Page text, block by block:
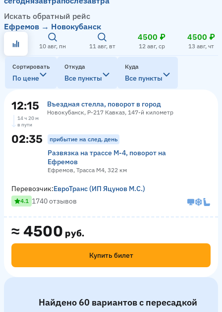
Искать обратный рейс
Ефремов → Новокубанск
10 авг, пн 11 авг, вт
4500 ₽
12 авг, ср
4500 ₽
13 авг, чт
Сортировать
По цене
Откуда
Все пункты
Куда
Все пункты
12:15 Въездная стелла, поворот в город
Новокубанск, Р-217 Кавказ, 147-й километр
14 ч 20 м
в пути
02:35 прибытие на след. день
Развязка на трассе М-4, поворот на
Ефремов
Ефремов, Трасса М4, 322 км
≈ 4500 руб.
Купить билет
Перевозчик:ЕвроТранс (ИП Яцунов М.С.)
4.1 1740 отзывов
Найдено 60 вариантов с пересадкой